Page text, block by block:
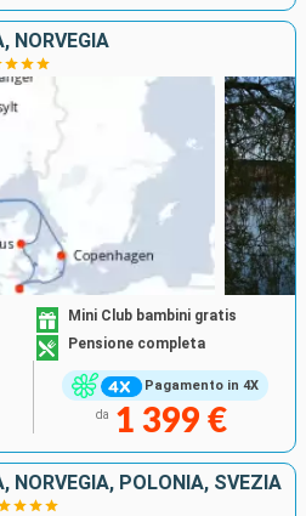
NORVEGIA
Pagamento in 4X
Mini Club bambini gratis
Pensione completa
da 1 399 €
NORVEGIA, POLONIA, SVEZIA